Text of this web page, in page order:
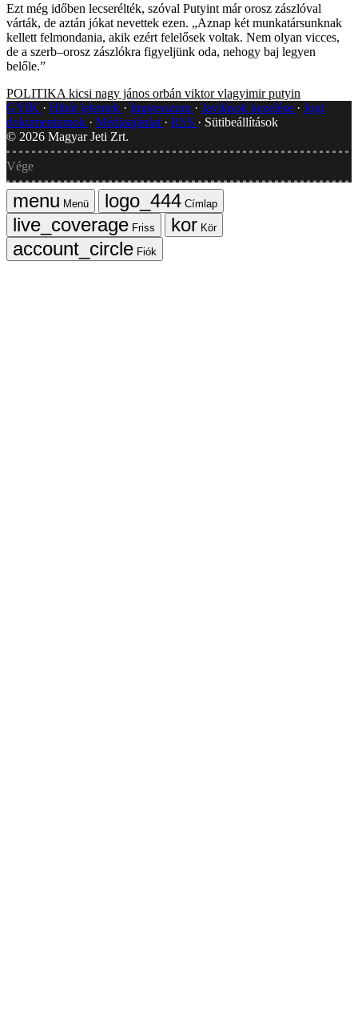
Ezt még időben lecserélték, szóval Putyint már orosz zászlóval
várták, de aztán jókat nevettek ezen. „Aznap két munkatársunknak
kellett felmondania, akik ezért felelősek voltak. Nem olyan vicces,
de a szerb–orosz zászlókra figyeljünk oda, nehogy baj legyen
belőle.”
POLITIKA kicsi nagy jános orbán viktor vlagyimir putyin
GYIK
Hibát jelentek Impresszum Javítások kezelése
Jogi
dokumentumok
Médiaajánlat RSS
Sütibeállítások
© 2026 Magyar Jeti Zrt.
Vége
Menü
Címlap
Friss
Kör
Fiók